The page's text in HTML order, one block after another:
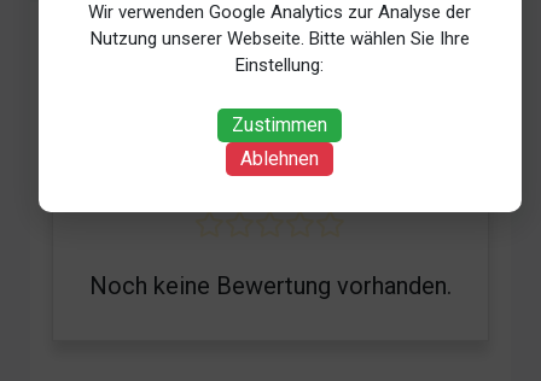
Wir verwenden Google Analytics zur Analyse der
Nutzung unserer Webseite. Bitte wählen Sie Ihre
Einstellung:
Zustimmen
Ablehnen
-/5
Noch keine Bewertung vorhanden.